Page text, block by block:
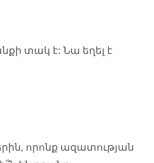
տակ է: Նա եղել է
որոնք ազատության